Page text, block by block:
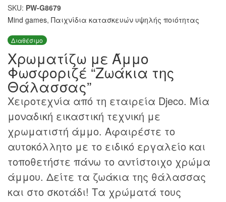
SKU: PW-G8679
Mind games, Παιχνίδια κατασκευών υψηλής ποιότητας
Διαθέσιμο
Χρωματίζω με Άμμο
Φωσφοριζέ “Ζωάκια της
Θάλασσας”
Χειροτεχνία από τη εταιρεία Djeco. Μία
μοναδική εικαστική τεχνική με
χρωματιστή άμμο. Αφαιρέστε το
αυτοκόλλητο με το ειδικό εργαλείο και
τοποθετήστε πάνω το αντίστοιχο χρώμα
άμμου. Δείτε τα ζωάκια της θάλασσας
και στο σκοτάδι! Τα χρώματά τους